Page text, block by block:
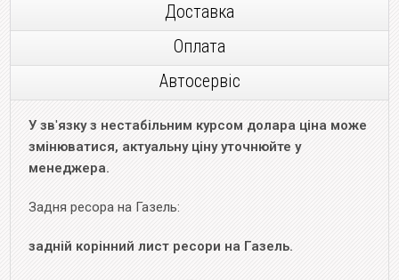
Доставка
Оплата
Автосервіс
У зв'язку з нестабільним курсом долара ціна може
змінюватися, актуальну ціну уточнюйте у
менеджера.
Задня ресора на Газель:
задній корінний лист ресори на Газель.